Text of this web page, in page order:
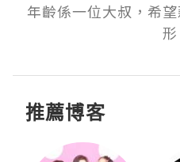
年齡係一位大叔，希
形
推薦博客